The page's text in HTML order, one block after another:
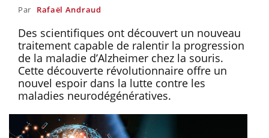
Par Rafaël Andraud
Des scientifiques ont découvert un nouveau
traitement capable de ralentir la progression
de la maladie d’Alzheimer chez la souris.
Cette découverte révolutionnaire offre un
nouvel espoir dans la lutte contre les
maladies neurodégénératives.